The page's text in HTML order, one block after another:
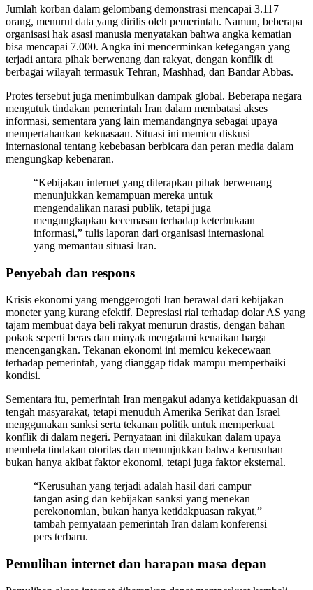
Jumlah korban dalam gelombang demonstrasi mencapai 3.117
orang, menurut data yang dirilis oleh pemerintah. Namun, beberapa
organisasi hak asasi manusia menyatakan bahwa angka kematian
bisa mencapai 7.000. Angka ini mencerminkan ketegangan yang
terjadi antara pihak berwenang dan rakyat, dengan konflik di
berbagai wilayah termasuk Tehran, Mashhad, dan Bandar Abbas.
Protes tersebut juga menimbulkan dampak global. Beberapa negara
mengutuk tindakan pemerintah Iran dalam membatasi akses
informasi, sementara yang lain memandangnya sebagai upaya
mempertahankan kekuasaan. Situasi ini memicu diskusi
internasional tentang kebebasan berbicara dan peran media dalam
mengungkap kebenaran.
“Kebijakan internet yang diterapkan pihak berwenang
menunjukkan kemampuan mereka untuk
mengendalikan narasi publik, tetapi juga
mengungkapkan kecemasan terhadap keterbukaan
informasi,” tulis laporan dari organisasi internasional
yang memantau situasi Iran.
Penyebab dan respons
Krisis ekonomi yang menggerogoti Iran berawal dari kebijakan
moneter yang kurang efektif. Depresiasi rial terhadap dolar AS yang
tajam membuat daya beli rakyat menurun drastis, dengan bahan
pokok seperti beras dan minyak mengalami kenaikan harga
mencengangkan. Tekanan ekonomi ini memicu kekecewaan
terhadap pemerintah, yang dianggap tidak mampu memperbaiki
kondisi.
Sementara itu, pemerintah Iran mengakui adanya ketidakpuasan di
tengah masyarakat, tetapi menuduh Amerika Serikat dan Israel
menggunakan sanksi serta tekanan politik untuk memperkuat
konflik di dalam negeri. Pernyataan ini dilakukan dalam upaya
membela tindakan otoritas dan menunjukkan bahwa kerusuhan
bukan hanya akibat faktor ekonomi, tetapi juga faktor eksternal.
“Kerusuhan yang terjadi adalah hasil dari campur
tangan asing dan kebijakan sanksi yang menekan
perekonomian, bukan hanya ketidakpuasan rakyat,”
tambah pernyataan pemerintah Iran dalam konferensi
pers terbaru.
Pemulihan internet dan harapan masa depan